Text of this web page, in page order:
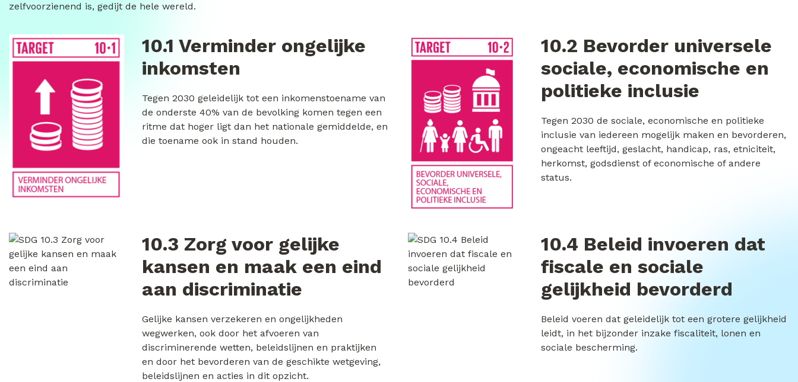
zelfvoorzienend is, gedijt de hele wereld.
10.1 Verminder ongelijke
inkomsten
Tegen 2030 geleidelijk tot een inkomenstoename van
de onderste 40% van de bevolking komen tegen een
ritme dat hoger ligt dan het nationale gemiddelde, en
die toename ook in stand houden.
10.2 Bevorder universele
sociale, economische en
politieke inclusie
Tegen 2030 de sociale, economische en politieke
inclusie van iedereen mogelijk maken en bevorderen,
ongeacht leeftijd, geslacht, handicap, ras, etniciteit,
herkomst, godsdienst of economische of andere
status.
10.3 Zorg voor gelijke
kansen en maak een eind
aan discriminatie
Gelijke kansen verzekeren en ongelijkheden
wegwerken, ook door het afvoeren van
discriminerende wetten, beleidslijnen en praktijken
en door het bevorderen van de geschikte wetgeving,
beleidslijnen en acties in dit opzicht.
10.4 Beleid invoeren dat
fiscale en sociale
gelijkheid bevorderd
Beleid voeren dat geleidelijk tot een grotere gelijkheid
leidt, in het bijzonder inzake fiscaliteit, lonen en
sociale bescherming.